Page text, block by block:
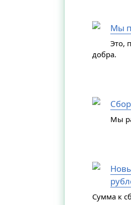
Мы
Это,
добра.
Мы
Сумма к